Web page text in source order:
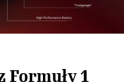
Formuły 1